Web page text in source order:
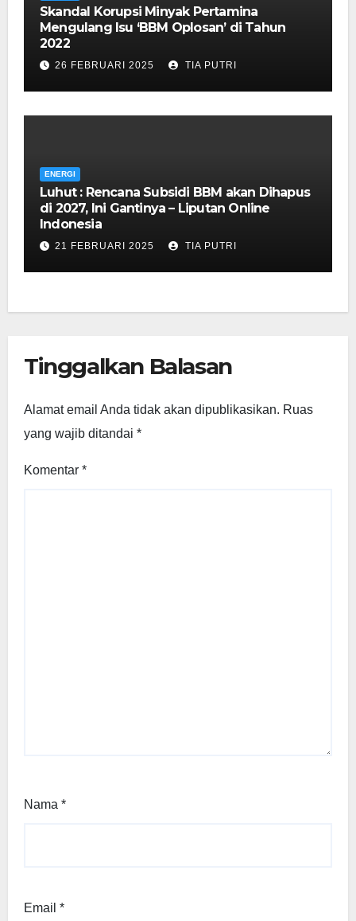
Skandal Korupsi Minyak Pertamina
Mengulang Isu ‘BBM Oplosan’ di Tahun
2022
26 FEBRUARI 2025 TIA PUTRI
ENERGI
Luhut : Rencana Subsidi BBM akan Dihapus
di 2027, Ini Gantinya – Liputan Online
Indonesia
21 FEBRUARI 2025 TIA PUTRI
Tinggalkan Balasan
Alamat email Anda tidak akan dipublikasikan. Ruas
yang wajib ditandai *
Komentar *
Nama *
Email *